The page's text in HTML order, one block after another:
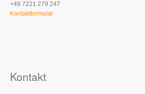
+49 7221 279 247
Kontaktformular
Kontakt